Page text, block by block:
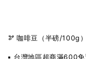
🫘 咖啡豆（半磅/100g
▪️ 台灣地區超商滿600